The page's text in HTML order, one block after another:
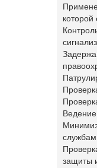
защиты